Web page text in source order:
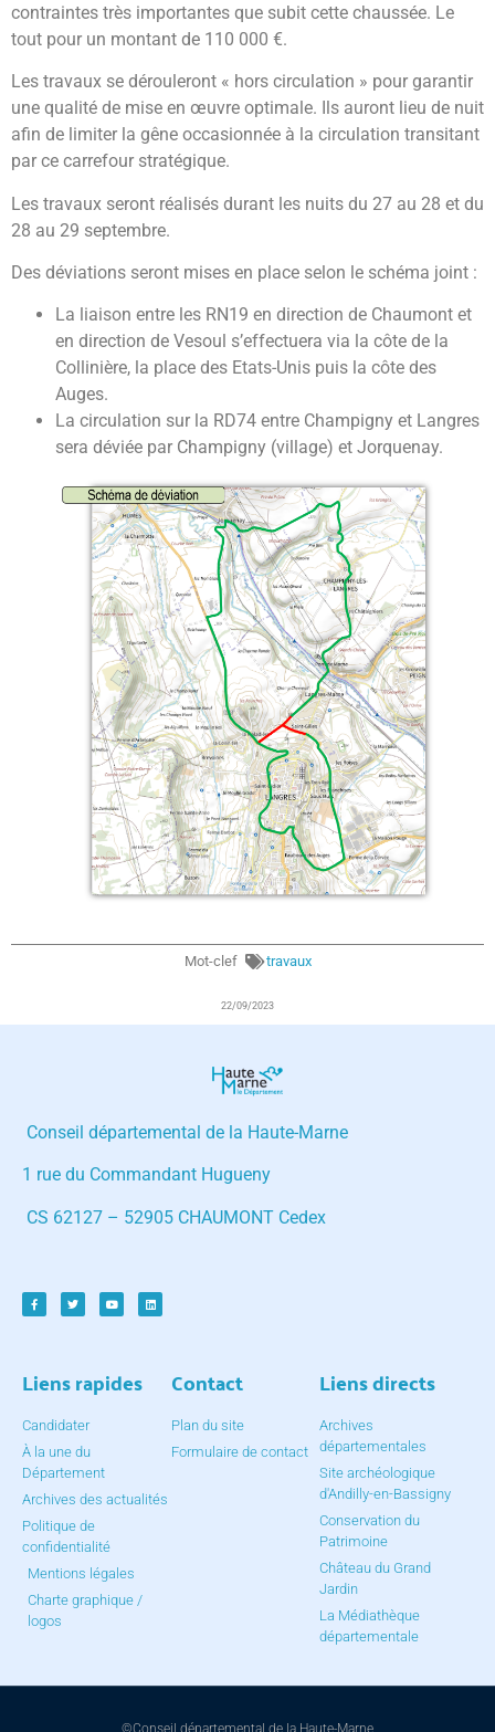
contraintes très importantes que subit cette chaussée. Le
tout pour un montant de 110 000 €.
Les travaux se dérouleront « hors circulation » pour garantir
une qualité de mise en œuvre optimale. Ils auront lieu de nuit
afin de limiter la gêne occasionnée à la circulation transitant
par ce carrefour stratégique.
Les travaux seront réalisés durant les nuits du 27 au 28 et du
28 au 29 septembre.
Des déviations seront mises en place selon le schéma joint :
La liaison entre les RN19 en direction de Chaumont et
en direction de Vesoul s’effectuera via la côte de la
Collinière, la place des Etats-Unis puis la côte des
Auges.
La circulation sur la RD74 entre Champigny et Langres
sera déviée par Champigny (village) et Jorquenay.
Mot-clef travaux
22/09/2023
Conseil départemental de la Haute-Marne
1 rue du Commandant Hugueny
CS 62127 – 52905 CHAUMONT Cedex
Liens rapides
Candidater
À la une du
Département
Archives des actualités
Politique de
confidentialité
Mentions légales
Charte graphique /
logos
Contact
Plan du site
Formulaire de contact
Liens directs
Archives
départementales
Site archéologique
d'Andilly-en-Bassigny
Conservation du
Patrimoine
Château du Grand
Jardin
La Médiathèque
départementale
©Conseil départemental de la Haute-Marne